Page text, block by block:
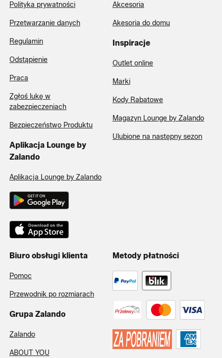
Polityka prywatności
Przetwarzanie danych
Regulamin
Odstąpienie
Praca
Zgłoś lukę w
zabezpieczeniach
Bezpieczeństwo Produktu
Aplikacja Lounge by
Zalando
Aplikacja Lounge by Zalando
Akcesoria
Akesoria do domu
Inspiracje
Outlet online
Marki
Kody Rabatowe
Magazyn Lounge by Zalando
Ulubione na następny sezon
Biuro obsługi klienta
Pomoc
Przewodnik po rozmiarach
Grupa Zalando
Zalando
ABOUT YOU
Metody płatności